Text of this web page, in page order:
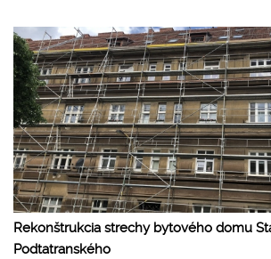
Rekonštrukcia strechy bytového domu
Podtatranského